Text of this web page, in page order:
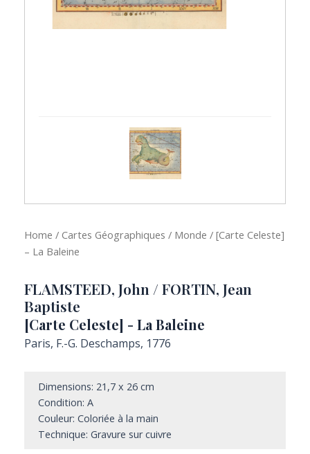
Home / Cartes Géographiques / Monde / [Carte Celeste]
– La Baleine
FLAMSTEED, John / FORTIN, Jean
Baptiste
[Carte Celeste] - La Baleine
Paris, F.-G. Deschamps, 1776
Dimensions: 21,7 x 26 cm
Condition: A
Couleur: Coloriée à la main
Technique: Gravure sur cuivre